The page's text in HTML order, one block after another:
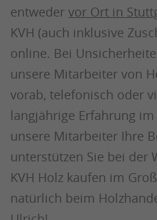
entweder vor Ort in
KVH (auch inklusive
online. Bei
unsere Mitarbeiter von
vorab, telefonisch oder
langjährige Erfahrung
unsere Mitarbeiter Ihre
unterstützen Sie bei der
KVH Holz kaufen im
natürlich beim